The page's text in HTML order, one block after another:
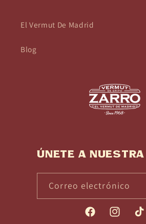
El Vermut De Madrid
Blog
Únete a
Correo electrónico
FacebookInstagram